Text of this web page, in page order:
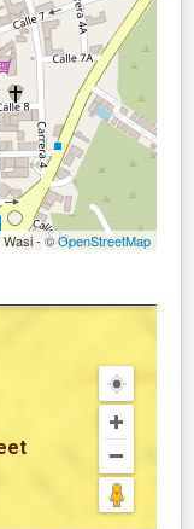
Wasi - ©OpenStreetMap